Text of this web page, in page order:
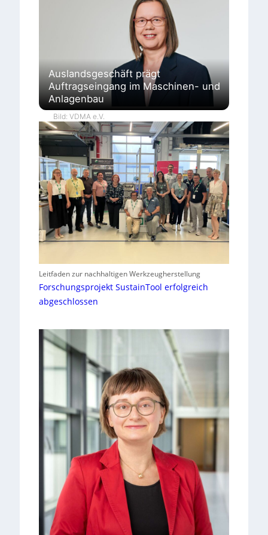
Auslandsgeschäft prägt
Auftragseingang im Maschinen- und
Anlagenbau
Bild: VDMA e.V.
Leitfaden zur nachhaltigen Werkzeugherstellung
Forschungsprojekt SustainTool erfolgreich
abgeschlossen